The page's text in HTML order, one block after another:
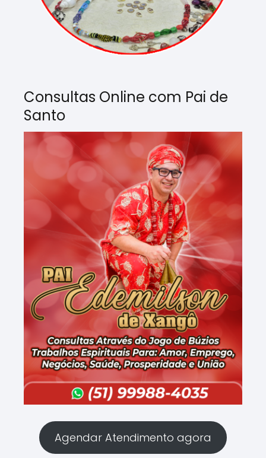
Consultas Online com Pai de
Santo
Agendar Atendimento agora